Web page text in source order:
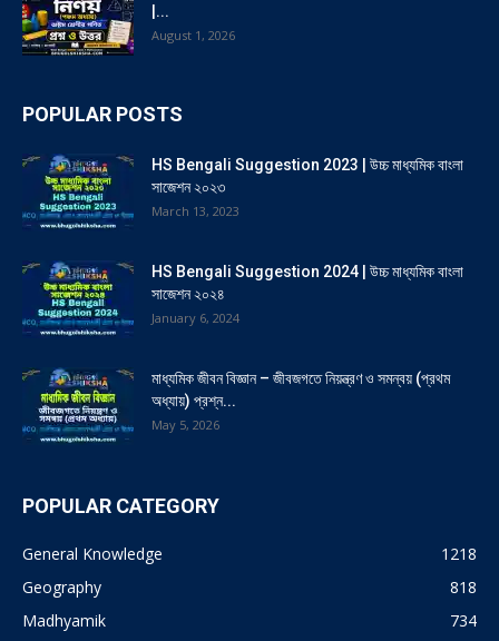
|...
August 1, 2026
POPULAR POSTS
HS Bengali Suggestion 2023 | উচ্চ মাধ্যমিক বাংলা
সাজেশন ২০২৩
March 13, 2023
HS Bengali Suggestion 2024 | উচ্চ মাধ্যমিক বাংলা
সাজেশন ২০২৪
January 6, 2024
মাধ্যমিক জীবন বিজ্ঞান – জীবজগতে নিয়ন্ত্রণ ও সমন্বয় (প্রথম
অধ্যায়) প্রশ্ন...
May 5, 2026
POPULAR CATEGORY
General Knowledge
1218
Geography
818
Madhyamik
734